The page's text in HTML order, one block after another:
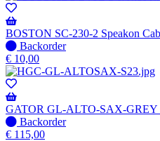
-
Wordt
verzonden
wanneer
beschikbaar
BOSTON SC-230-2 Speakon
Niet
op
voorraad
-
Wordt
verzonden
wanneer
beschikbaar
Backorder
€ 10,00
GATOR GL-ALTO-SAX-GREY
Niet
op
Backorder
€ 115,00